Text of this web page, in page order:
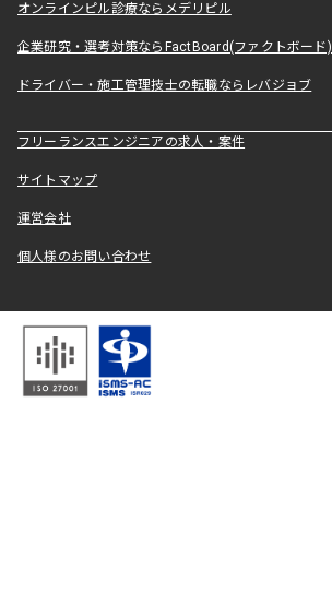
オンラインピル診療ならメデリピル
企業研究・選考対策ならFactBoard(ファクトボード)
ドライバー・施工管理技士の転職ならレバジョブ
フリーランスエンジニアの求人・案件
サイトマップ
運営会社
個人様のお問い合わせ